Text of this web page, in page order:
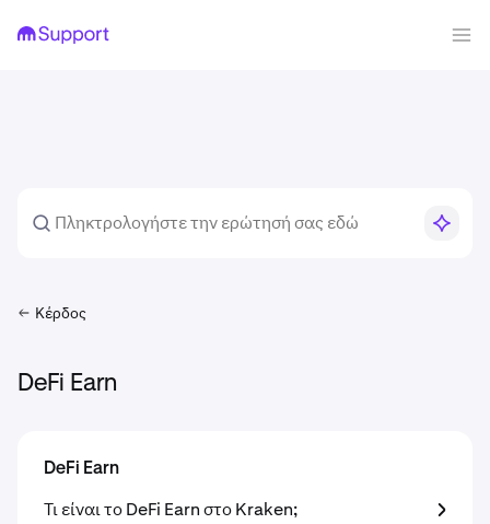
Κέρδος
DeFi Earn
DeFi Earn
Τι είναι το DeFi Earn στο Kraken;